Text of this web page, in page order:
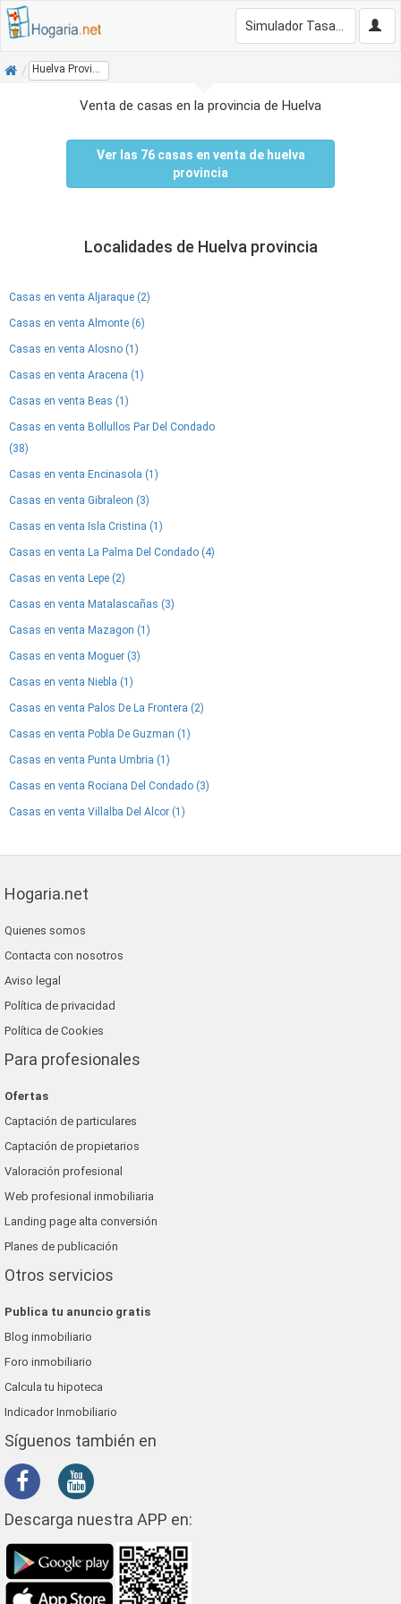
Inicio
Venta de casas en la provincia de Huelva
Ver las 76 casas en venta de huelva
provincia
Localidades de Huelva provincia
Casas en venta Aljaraque (2)
Casas en venta Almonte (6)
Casas en venta Alosno (1)
Casas en venta Aracena (1)
Casas en venta Beas (1)
Casas en venta Bollullos Par Del Condado
(38)
Casas en venta Encinasola (1)
Casas en venta Gibraleon (3)
Casas en venta Isla Cristina (1)
Casas en venta La Palma Del Condado (4)
Casas en venta Lepe (2)
Casas en venta Matalascañas (3)
Casas en venta Mazagon (1)
Casas en venta Moguer (3)
Casas en venta Niebla (1)
Casas en venta Palos De La Frontera (2)
Casas en venta Pobla De Guzman (1)
Casas en venta Punta Umbria (1)
Casas en venta Rociana Del Condado (3)
Casas en venta Villalba Del Alcor (1)
Hogaria.net
Quienes somos
Contacta con nosotros
Aviso legal
Política de privacidad
Política de Cookies
Para profesionales
Ofertas
Captación de particulares
Captación de propietarios
Valoración profesional
Web profesional inmobiliaria
Landing page alta conversión
Planes de publicación
Otros servicios
Publica tu anuncio gratis
Blog inmobiliario
Foro inmobiliario
Calcula tu hipoteca
Indicador Inmobiliario
Síguenos también en
Descarga nuestra APP en: